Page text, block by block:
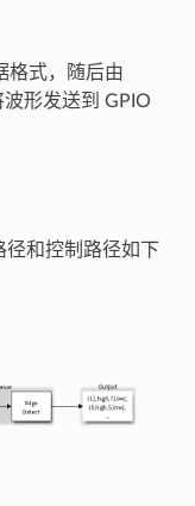
格式，随后由
形发送到 GPIO
径和控制路径如下